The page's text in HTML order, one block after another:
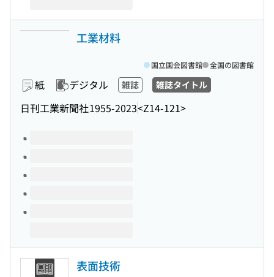
工業材料
紙 デジタル 雑誌 雑誌タイトル
日刊工業新聞社1955-2023<Z14-121>
国立国会図書館 全国の図書館
このタイトルの巻号
表面技術